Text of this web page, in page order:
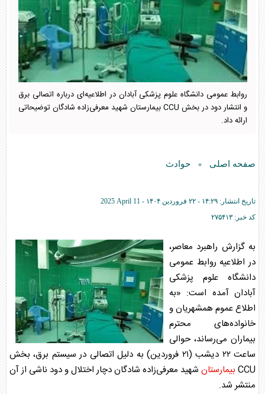
روابط عمومی دانشگاه علوم پزشکی آبادان در اطلاعیه‌ای درباره اتصالی برق
و انتشار دود در بخش CCU بیمارستان شهید معرفی‌زاده شادگان توضیحاتی
ارائه داد.
صفحه اصلی » حوادث
تاریخ انتشار: ۱۴:۲۹ - ۲۲ فروردين ۱۴۰۴ -
2025 April 11
کد خبر: ۲۷۵۴۱۳
به گزارش راهبرد معاصر،
در اطلاعیه روابط عمومی
دانشگاه علوم پزشکی
آبادان آمده است: «به
اطلاع عموم همشهریان و
خانواده‌های محترم
بیماران می‌رساند، حوالی
ساعت ۲۲ دیشب (۲۱ فروردین) به دلیل اتصالی در سیستم برق، بخش
CCU بیمارستان شهید معرفی‌زاده شادگان دچار اختلال و دود ناشی از آن
منتشر شد.